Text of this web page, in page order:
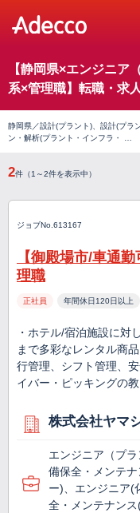
【静岡県×エンジニア
系×管理職】転職・求
静岡県／設計(プラント)、設計(プラ
ン・解析(プラント・インフラ・ …
2件（1～2件を表示中）
ジョブNo.613167
【御殿場市/車通
理職
正社員 年間休日120日以上
・ホテル/宿泊施設に対
まで多彩なレンタル商
行管理、シフト管理、
イバー・ピッキングの
株式会社ヤマ
エンジニア（プ
備保全・メンテ
ー)、エンジニア(
全・メンテナン